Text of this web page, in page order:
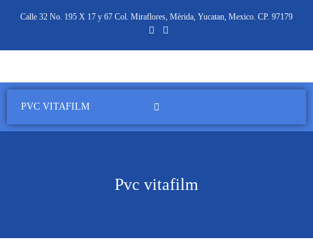
Calle 32 No. 195 X 17 y 67 Col. Miraflores, Mèrida, Yucatan, Mexico. CP. 97179
PVC VITAFILM
Pvc vitafilm